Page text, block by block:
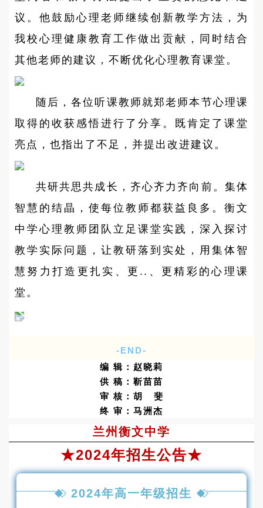
议。他鼓励心理老师继续创新教学方法，为
我校心理健康教育工作做出贡献，同时结合
其他老师的建议，不断优化心理教育课堂。
随后，各位听课教师就郑老师本节心理课
取得的收获感悟进行了分享。既肯定了课堂
亮点，也指出了不足，并提出改进建议。
共研共思共成长，齐心齐力齐向前。集体
智慧的结晶，使每位教师都获益良多。衡文
中学心理教师团队立足课堂实践，深入探讨
教学实际问题，让教研落到实处，用集体智
慧努力打造更扎实、更..、更精彩的心理课
堂。
-END-
编 辑：赵晓莉
供 稿：靳苗苗
审 核：胡 斐
终 审：马洲杰
兰州衡文中学
★2024年招生公告★
2024年高一年级招生